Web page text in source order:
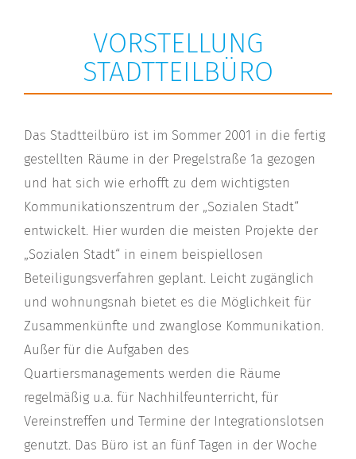
VORSTELLUNG
STADTTEILBÜRO
Das Stadtteilbüro ist im Sommer 2001 in die fertig
gestellten Räume in der Pregelstraße 1a gezogen
und hat sich wie erhofft zu dem wichtigsten
Kommunikationszentrum der „Sozialen Stadt“
entwickelt. Hier wurden die meisten Projekte der
„Sozialen Stadt“ in einem beispiellosen
Beteiligungsverfahren geplant. Leicht zugänglich
und wohnungsnah bietet es die Möglichkeit für
Zusammenkünfte und zwanglose Kommunikation.
Außer für die Aufgaben des
Quartiersmanagements werden die Räume
regelmäßig u.a. für Nachhilfeunterricht, für
Vereinstreffen und Termine der Integrationslotsen
genutzt. Das Büro ist an fünf Tagen in der Woche